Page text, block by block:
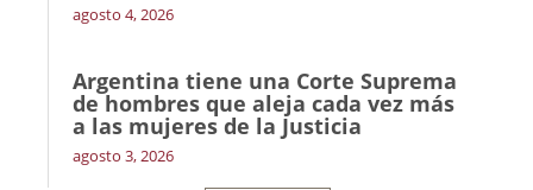
agosto 4, 2026
Argentina tiene una Corte Suprema
de hombres que aleja cada vez más
a las mujeres de la Justicia
agosto 3, 2026